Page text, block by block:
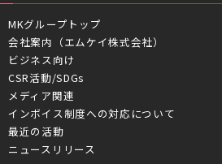
MKグループトップ
会社案内（エムケイ株式会社）
ビジネス向け
CSR活動/SDGs
メディア関連
インボイス制度への対応について
最近の活動
ニュースリリース